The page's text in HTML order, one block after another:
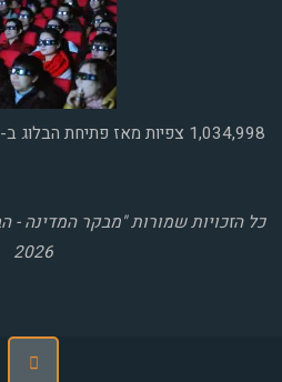
1,034,998 צפיות מאז פתיחת הבלוג ב- 21/2/2010.
2026